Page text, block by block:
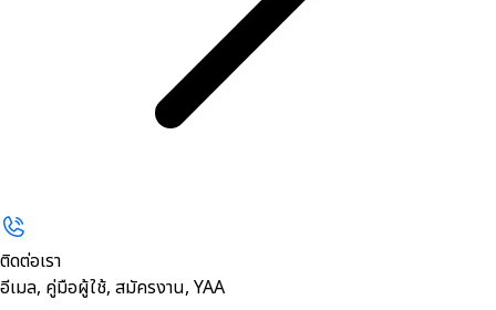
ติดต่อเรา
อีเมล, คู่มือผู้ใช้, สมัครงาน, YAA